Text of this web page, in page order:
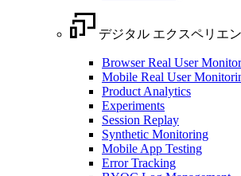
デジタル エクスペリエ
Browser Real User
Mobile Real User
Product Analytics
Experiments
Session Replay
Synthetic Monitoring
Mobile App Testing
Error Tracking